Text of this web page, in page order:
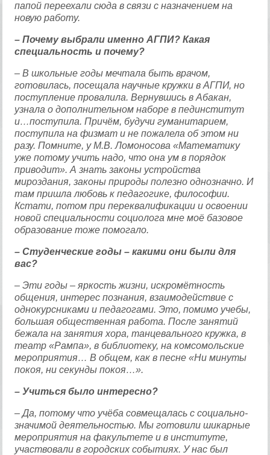
папой переехали сюда в связи с назначением на
новую работу.
– Почему выбрали именно АГПИ? Какая
специальность и почему?
– В школьные годы мечтала быть врачом,
готовилась, посещала научные кружки в АГПИ, но
поступление провалила. Вернувшись в Абакан,
узнала о дополнительном наборе в пединститут
и…поступила. Причём, будучи гуманитарием,
поступила на физмат и не пожалела об этом ни
разу. Помните, у М.В. Ломоносова «Математику
уже потому учить надо, что она ум в порядок
приводит». А знать законы устройства
мироздания, законы природы полезно однозначно. И
там пришла любовь к педагогике, философии.
Кстати, потом при переквалификации и освоении
новой специальности социолога мне моё базовое
образование тоже помогало.
– Студенческие годы – какими они были для
вас?
– Эти годы – яркость жизни, искромётность
общения, интерес познания, взаимодействие с
однокурсниками и педагогами. Это, помимо учебы,
большая общественная работа. После занятий
бежала на занятия хора, танцевального кружка, в
театр «Рампа», в библиотеку, на комсомольские
мероприятия… В общем, как в песне «Ни минуты
покоя, ни секунды покоя…».
– Учиться было интересно?
– Да, потому что учёба совмещалась с социально-
значимой деятельностью. Мы готовили шикарные
мероприятия на факультете и в институте,
участвовали в городских событиях. У нас был